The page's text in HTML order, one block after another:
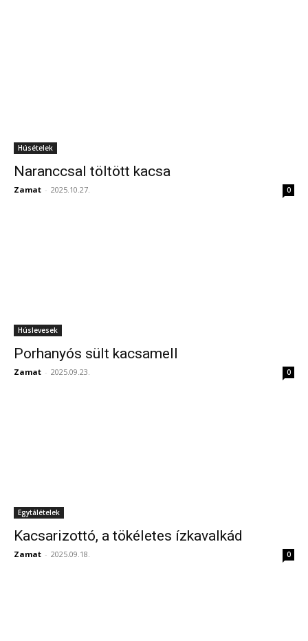
Húsételek
Naranccsal töltött kacsa
Zamat - 2025.10.27. 0
Húslevesek
Porhanyós sült kacsamell
Zamat - 2025.09.23. 0
Egytálételek
Kacsarizottó, a tökéletes ízkavalkád
Zamat - 2025.09.18. 0